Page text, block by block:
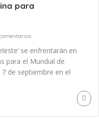
para
se enfrentarán en
para el Mundial de
de septiembre en el
a nuestra
regresiva para